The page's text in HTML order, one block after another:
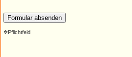
✲Pflichtfeld